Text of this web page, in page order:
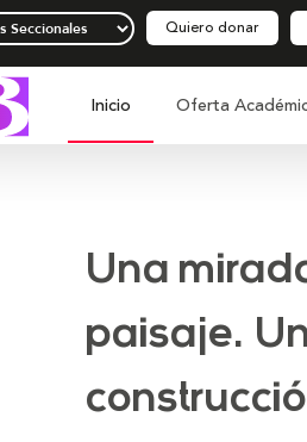
Quiero donar
Inicio Oferta
Una
paisaje.